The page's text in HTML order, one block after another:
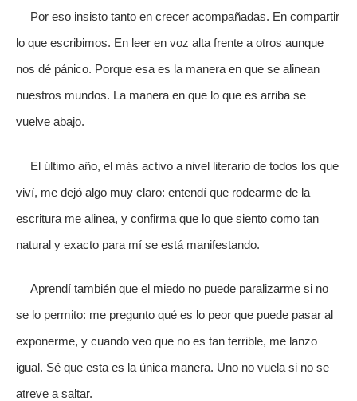
Por eso insisto tanto en crecer acompañadas. En compartir
lo que escribimos. En leer en voz alta frente a otros aunque
nos dé pánico. Porque esa es la manera en que se alinean
nuestros mundos. La manera en que lo que es arriba se
vuelve abajo.
El último año, el más activo a nivel literario de todos los que
viví, me dejó algo muy claro: entendí que rodearme de la
escritura me alinea, y confirma que lo que siento como tan
natural y exacto para mí se está manifestando.
Aprendí también que el miedo no puede paralizarme si no
se lo permito: me pregunto qué es lo peor que puede pasar al
exponerme, y cuando veo que no es tan terrible, me lanzo
igual. Sé que esta es la única manera. Uno no vuela si no se
atreve a saltar.